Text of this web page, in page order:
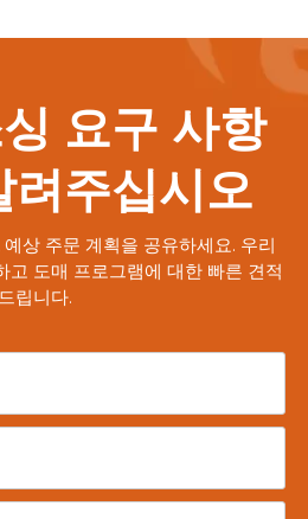
요구 사항
려주십시오
상 주문 계획을 공유하세요. 우리
고 도매 프로그램에 대한 빠른 견적
립니다.